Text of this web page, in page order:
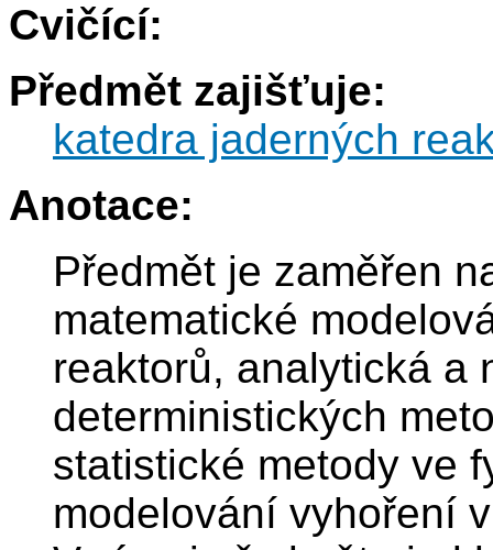
Cvičící:
Předmět zajišťuje:
katedra jaderných
Anotace:
Předmět je zaměřen
matematické
reaktorů, analytická a
deterministických
statistické metody ve
modelování vyhoření